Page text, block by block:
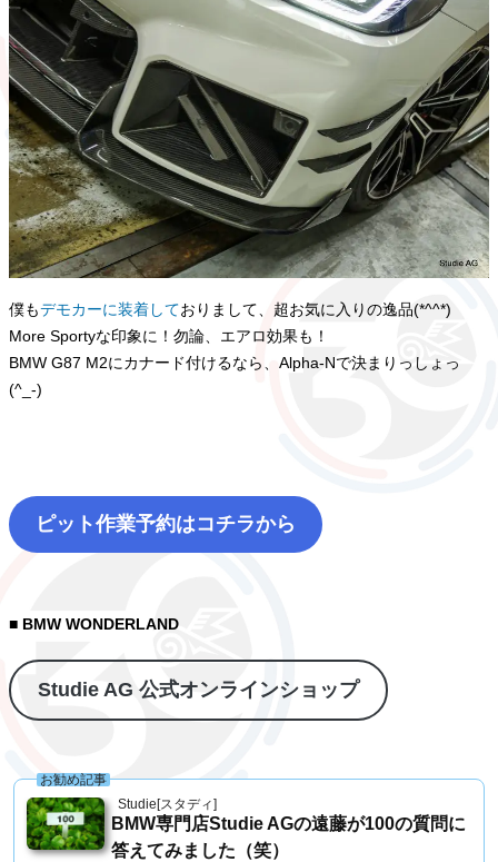
僕もデモカーに装着しておりまして、超お気に入りの逸品(*^^*)
More Sportyな印象に！勿論、エアロ効果も！
BMW G87 M2にカナード付けるなら、Alpha-Nで決まりっしょっ
(^_-)
ピット作業予約はコチラから
■ BMW WONDERLAND
Studie AG 公式オンラインショップ
Studie[スタディ]
お勧め記事
BMW専門店Studie AGの遠藤が100の質問に
答えてみました（笑）